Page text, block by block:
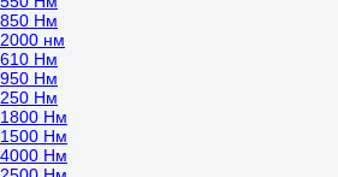
850 Нм
2000 нм
610 Нм
950 Нм
250 Нм
1800 Нм
1500 Нм
4000 Нм